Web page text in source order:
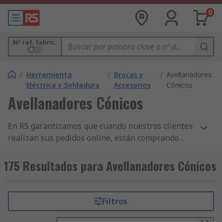
0
Nº ref. fabric.
/ Herramienta
Eléctrica y Soldadura
/ Brocas y
Accesorios
/ Avellanadores
Cónicos
Avellanadores Cónicos
En RS garantizamos que cuando nuestros clientes
realizan sus pedidos online, están comprando
con las normas de seguridad pertinentes. Hemos
construido nuestra reputación sobre nuestro
componentes de Avellanadores Cónicos y otros
productos de Brocas y Accesorios para
175 Resultados para Avellanadores Cónicos
Filtros